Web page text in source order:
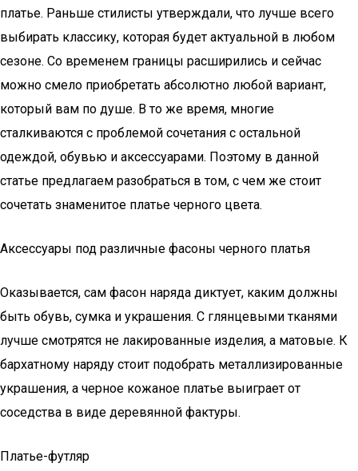
платье. Раньше стилисты утверждали, что лучше всего
выбирать классику, которая будет актуальной в любом
сезоне. Со временем границы расширились и сейчас
можно смело приобретать абсолютно любой вариант,
который вам по душе. В то же время, многие
сталкиваются с проблемой сочетания с остальной
одеждой, обувью и аксессуарами. Поэтому в данной
статье предлагаем разобраться в том, с чем же стоит
сочетать знаменитое платье черного цвета.
Аксессуары под различные фасоны черного платья
Оказывается, сам фасон наряда диктует, каким должны
быть обувь, сумка и украшения. С глянцевыми тканями
лучше смотрятся не лакированные изделия, а матовые. К
бархатному наряду стоит подобрать металлизированные
украшения, а черное кожаное платье выиграет от
соседства в виде деревянной фактуры.
Платье-футляр